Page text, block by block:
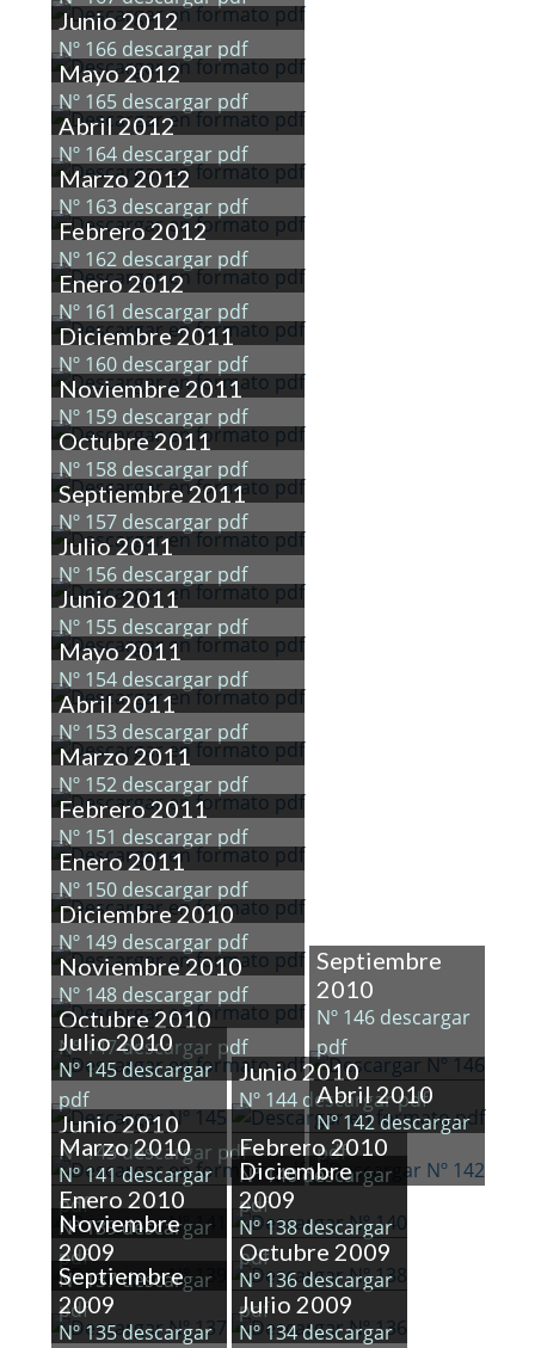
Junio 2012
Nº 166 descargar pdf
Mayo 2012
Nº 165 descargar pdf
Abril 2012
Nº 164 descargar pdf
Marzo 2012
Nº 163 descargar pdf
Febrero 2012
Nº 162 descargar pdf
Enero 2012
Nº 161 descargar pdf
Diciembre 2011
Nº 160 descargar pdf
Noviembre 2011
Nº 159 descargar pdf
Octubre 2011
Nº 158 descargar pdf
Septiembre 2011
Nº 157 descargar pdf
Julio 2011
Nº 156 descargar pdf
Junio 2011
Nº 155 descargar pdf
Mayo 2011
Nº 154 descargar pdf
Abril 2011
Nº 153 descargar pdf
Marzo 2011
Nº 152 descargar pdf
Febrero 2011
Nº 151 descargar pdf
Enero 2011
Nº 150 descargar pdf
Diciembre 2010
Nº 149 descargar pdf
Noviembre 2010
Nº 148 descargar pdf
Octubre 2010
Nº 147 descargar pdf
Septiembre
2010
Nº 146 descargar
pdf
Julio 2010
Nº 145 descargar
pdf
Junio 2010
Nº 144 descargar pdf
Junio 2010
Nº 143 descargar pdf
Abril 2010
Nº 142 descargar
pdf
Marzo 2010
Nº 141 descargar
pdf
Febrero 2010
Nº 140 descargar
pdf
Enero 2010
Nº 139 descargar
pdf
Diciembre
2009
Nº 138 descargar
pdf
Noviembre
2009
Nº 137 descargar
pdf
Octubre 2009
Nº 136 descargar
pdf
Septiembre
2009
Nº 135 descargar
Julio 2009
Nº 134 descargar